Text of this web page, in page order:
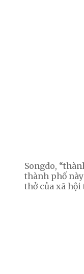
Songdo,
thành phố
thở của xã hội